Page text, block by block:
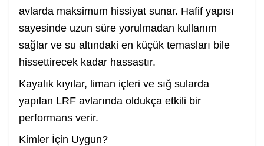
avlarda maksimum hissiyat sunar. Hafif yapısı
sayesinde uzun süre yorulmadan kullanım
sağlar ve su altındaki en küçük temasları bile
hissettirecek kadar hassastır.
Kayalık kıyılar, liman içleri ve sığ sularda
yapılan LRF avlarında oldukça etkili bir
performans verir.
Kimler İçin Uygun?